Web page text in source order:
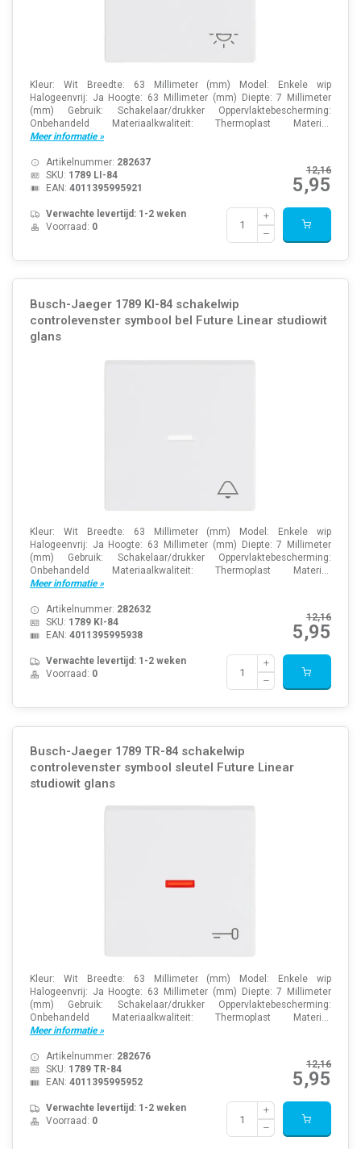
Kleur: Wit Breedte: 63 Millimeter (mm) Model: Enkele wip
Halogeenvrij: Ja Hoogte: 63 Millimeter (mm) Diepte: 7 Millimeter
(mm) Gebruik: Schakelaar/drukker Oppervlaktebescherming:
Onbehandeld Materiaalkwaliteit: Thermoplast Materi...
Meer informatie »
12,16
5,95
Artikelnummer: 282637
SKU: 1789 LI-84
EAN: 4011395995921
Verwachte levertijd: 1-2 weken
Voorraad: 0
Busch-Jaeger 1789 KI-84 schakelwip
controlevenster symbool bel Future Linear studiowit
glans
Kleur: Wit Breedte: 63 Millimeter (mm) Model: Enkele wip
Halogeenvrij: Ja Hoogte: 63 Millimeter (mm) Diepte: 7 Millimeter
(mm) Gebruik: Schakelaar/drukker Oppervlaktebescherming:
Onbehandeld Materiaalkwaliteit: Thermoplast Materi...
Meer informatie »
12,16
5,95
Artikelnummer: 282632
SKU: 1789 KI-84
EAN: 4011395995938
Verwachte levertijd: 1-2 weken
Voorraad: 0
Busch-Jaeger 1789 TR-84 schakelwip
controlevenster symbool sleutel Future Linear
studiowit glans
Kleur: Wit Breedte: 63 Millimeter (mm) Model: Enkele wip
Halogeenvrij: Ja Hoogte: 63 Millimeter (mm) Diepte: 7 Millimeter
(mm) Gebruik: Schakelaar/drukker Oppervlaktebescherming:
Onbehandeld Materiaalkwaliteit: Thermoplast Materi...
Meer informatie »
12,16
5,95
Artikelnummer: 282676
SKU: 1789 TR-84
EAN: 4011395995952
Verwachte levertijd: 1-2 weken
Voorraad: 0